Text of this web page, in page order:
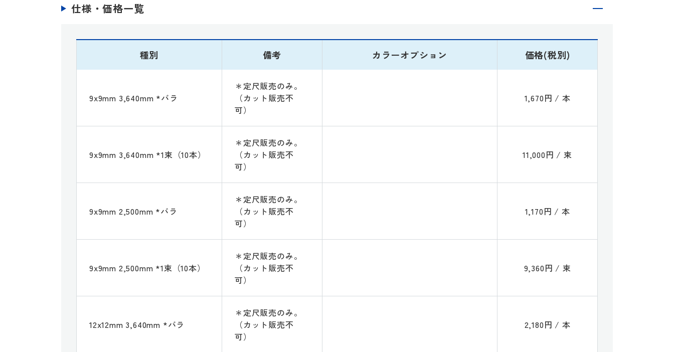
仕様・価格一覧
種別 備考 カラーオプション 価格(税別)
9x9mm 3,640mm *バラ
＊定尺販売のみ。
（カット販売不
可）
1,670円 / 本
9x9mm 3,640mm *1束（10本）
＊定尺販売のみ。
（カット販売不
可）
11,000円 / 束
9x9mm 2,500mm *バラ
＊定尺販売のみ。
（カット販売不
可）
1,170円 / 本
9x9mm 2,500mm *1束（10本）
＊定尺販売のみ。
（カット販売不
可）
9,360円 / 束
12x12mm 3,640mm *バラ
＊定尺販売のみ。
（カット販売不
可）
2,180円 / 本